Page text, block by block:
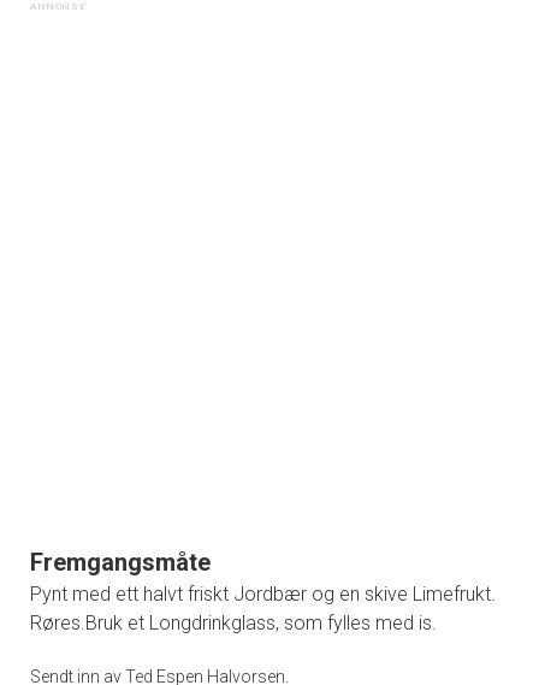
Fremgangsmåte
Pynt med ett halvt friskt Jordbær og en skive Limefrukt.
Røres.Bruk et Longdrinkglass, som fylles med is.
Sendt inn av Ted Espen Halvorsen.